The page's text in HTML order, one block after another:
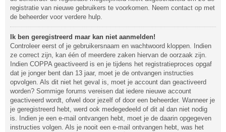
registratie van nieuwe gebruikers te voorkomen. Neem contact op met
de beheerder voor verdere hulp.
Ik ben geregistreerd maar kan niet aanmelden!
Controleer eerst of je gebruikersnaam en wachtwoord kloppen. Indien
ze correct zijn, kan één of meerdere zaken hiervan de oorzaak zijn.
Indien COPPA geactiveerd is en je tijdens het registratieproces opgaf
dat je jonger bent dan 13 jaar, moet je de ontvangen instructies
opvolgen. Als dit niet het geval is, moet je account dan geactiveerd
worden? Sommige forums vereisen dat iedere nieuwe account
geactiveerd wordt, ofwel door jezelf of door een beheerder. Wanneer je
je geregistreerd hebt, werd ook medegedeeld of dit al dan niet nodig
is. Indien je een e-mail ontvangen hebt, moet je de daarin opgegeven
instructies volgen. Als je nooit een e-mail ontvangen hebt, was het